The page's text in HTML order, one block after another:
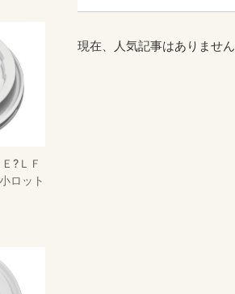
?ＬＦ
ロット
現在、人気記事はありません